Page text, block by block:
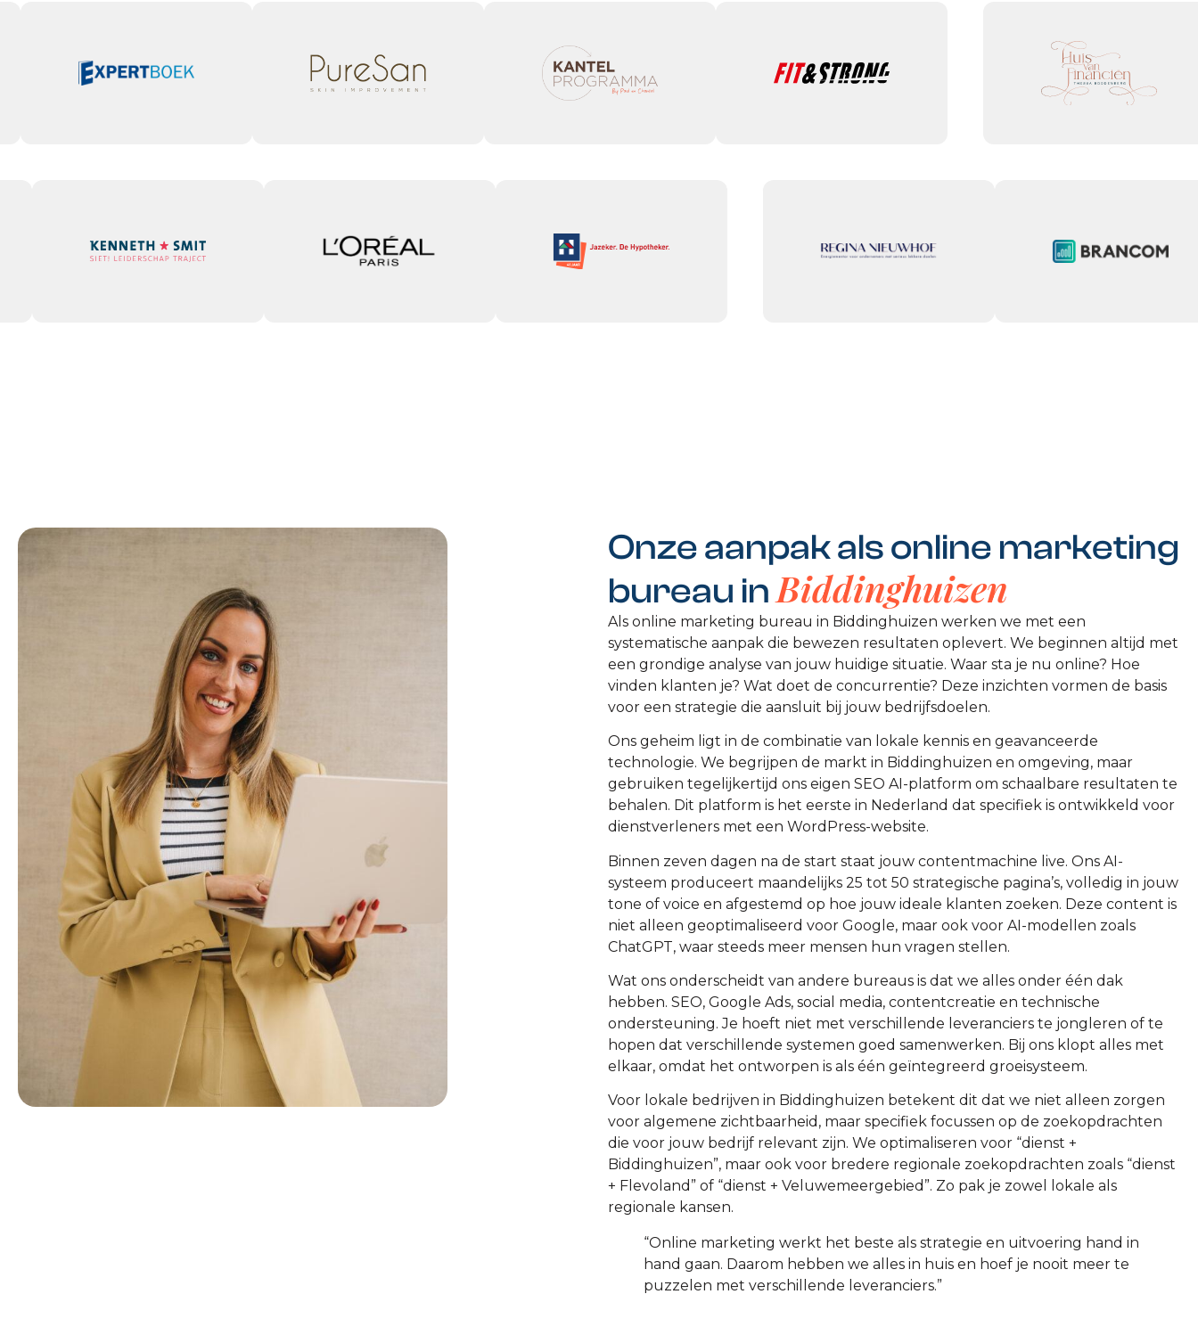
Onze aanpak als online marketing
bureau inBiddinghuizen
Als online marketing bureau in Biddinghuizen werken we met een
systematische aanpak die bewezen resultaten oplevert. We beginnen altijd met
een grondige analyse van jouw huidige situatie. Waar sta je nu online? Hoe
vinden klanten je? Wat doet de concurrentie? Deze inzichten vormen de basis
voor een strategie die aansluit bij jouw bedrijfsdoelen.
Ons geheim ligt in de combinatie van lokale kennis en geavanceerde
technologie. We begrijpen de markt in Biddinghuizen en omgeving, maar
gebruiken tegelijkertijd ons eigen SEO AI-platform om schaalbare resultaten te
behalen. Dit platform is het eerste in Nederland dat specifiek is ontwikkeld voor
dienstverleners met een WordPress-website.
Binnen zeven dagen na de start staat jouw contentmachine live. Ons AI-
systeem produceert maandelijks 25 tot 50 strategische pagina’s, volledig in jouw
tone of voice en afgestemd op hoe jouw ideale klanten zoeken. Deze content is
niet alleen geoptimaliseerd voor Google, maar ook voor AI-modellen zoals
ChatGPT, waar steeds meer mensen hun vragen stellen.
Wat ons onderscheidt van andere bureaus is dat we alles onder één dak
hebben. SEO, Google Ads, social media, contentcreatie en technische
ondersteuning. Je hoeft niet met verschillende leveranciers te jongleren of te
hopen dat verschillende systemen goed samenwerken. Bij ons klopt alles met
elkaar, omdat het ontworpen is als één geïntegreerd groeisysteem.
Voor lokale bedrijven in Biddinghuizen betekent dit dat we niet alleen zorgen
voor algemene zichtbaarheid, maar specifiek focussen op de zoekopdrachten
die voor jouw bedrijf relevant zijn. We optimaliseren voor “dienst +
Biddinghuizen”, maar ook voor bredere regionale zoekopdrachten zoals “dienst
+ Flevoland” of “dienst + Veluwemeergebied”. Zo pak je zowel lokale als
regionale kansen.
“Online marketing werkt het beste als strategie en uitvoering hand in
hand gaan. Daarom hebben we alles in huis en hoef je nooit meer te
puzzelen met verschillende leveranciers.”